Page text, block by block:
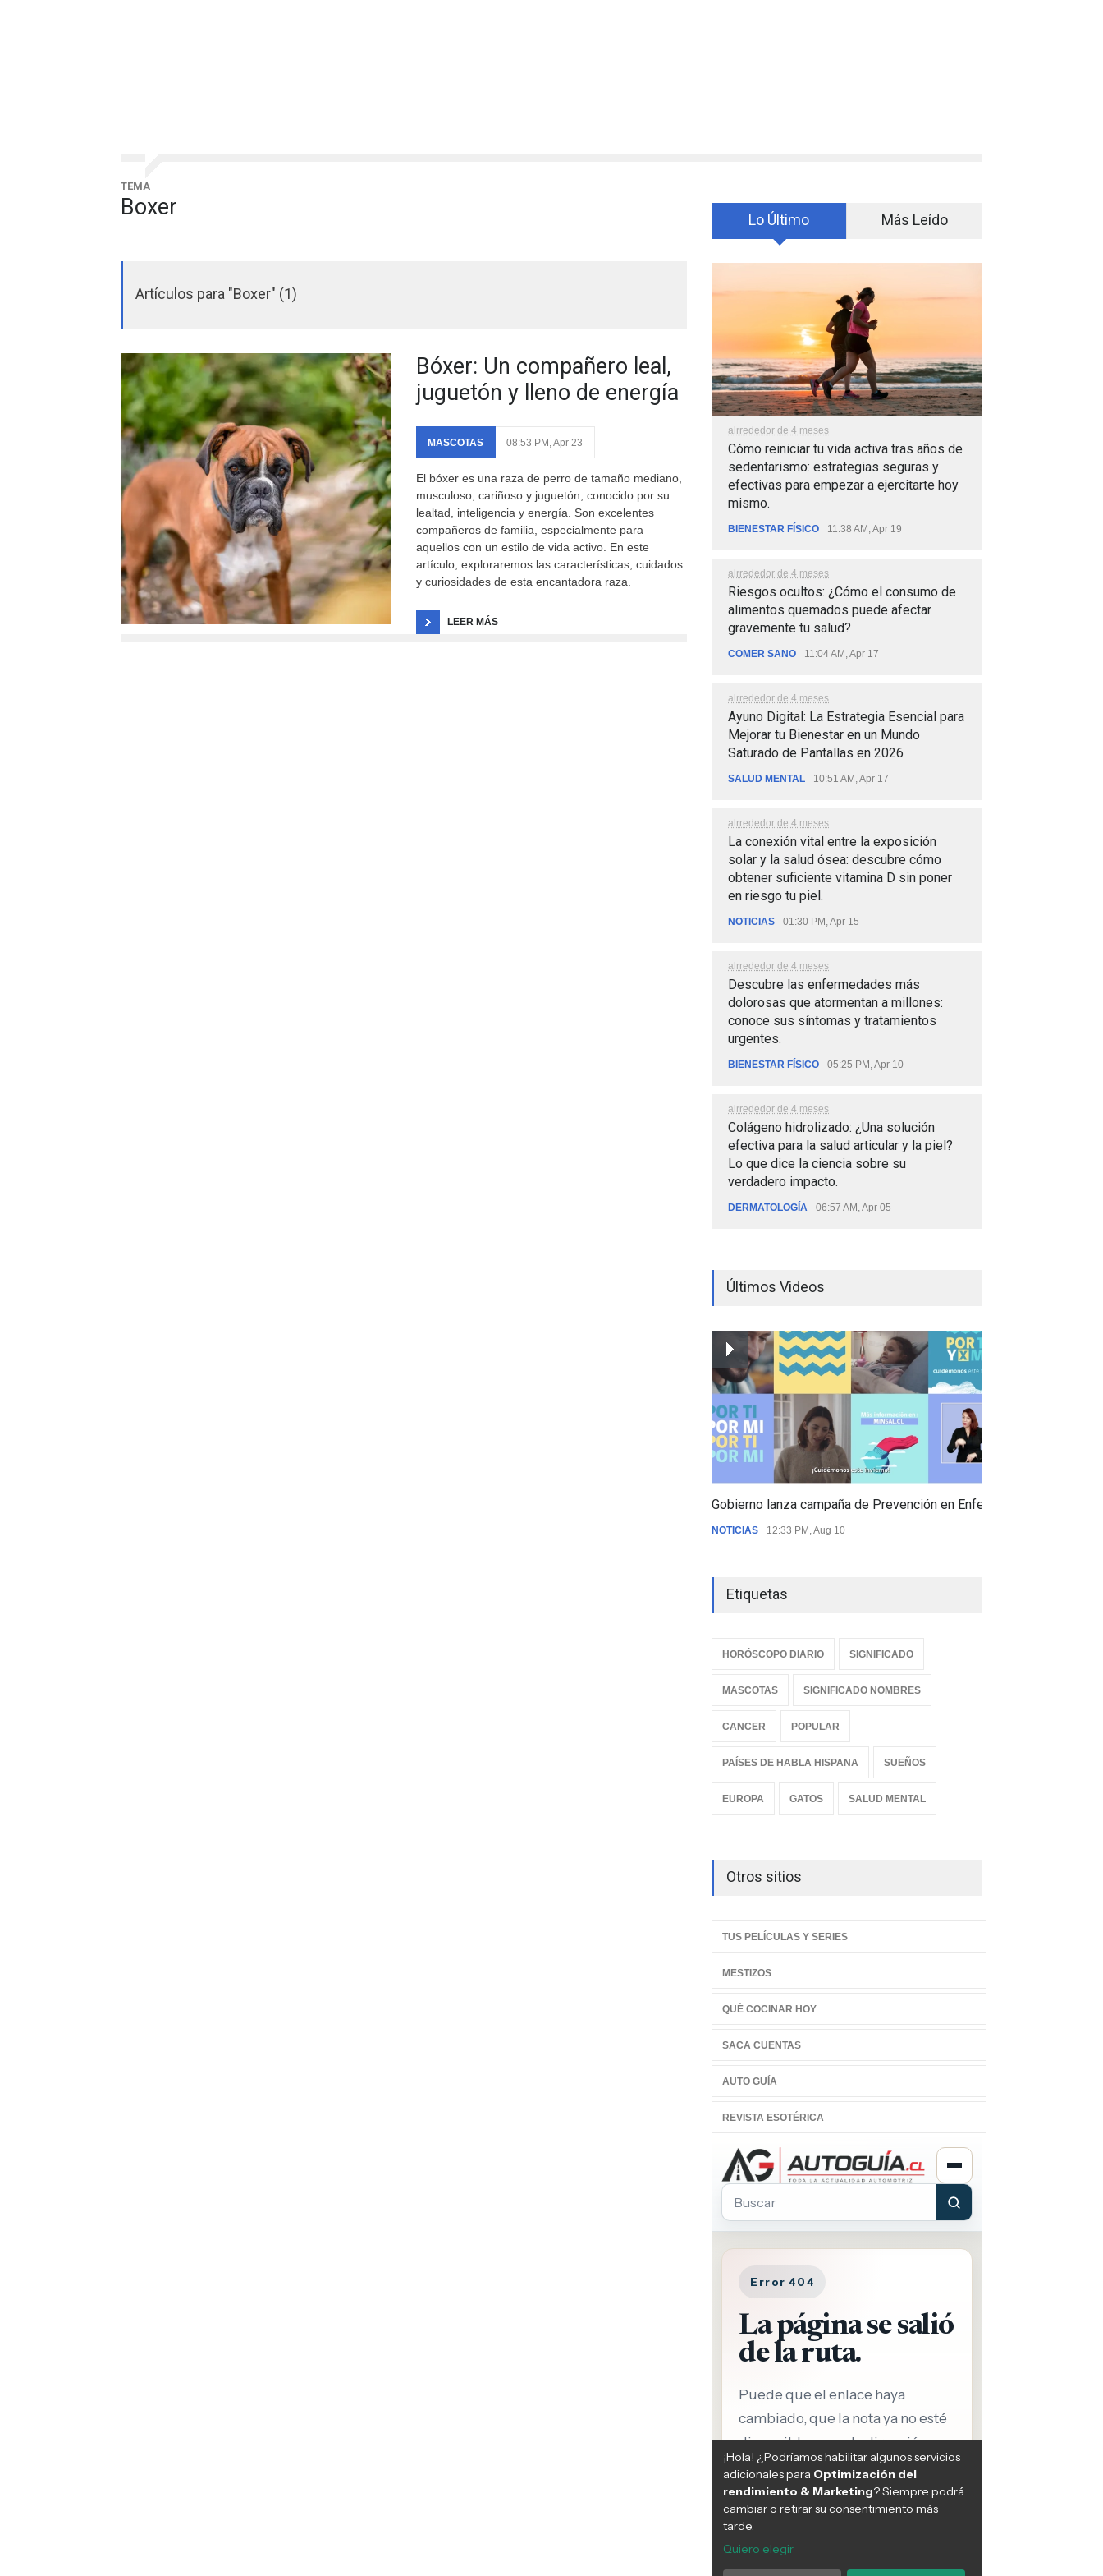
TEMA
Boxer
Artículos para "Boxer" (1)
Bóxer: Un compañero leal,
juguetón y lleno de energía
MASCOTAS 08:53 PM, Apr 23
El bóxer es una raza de perro de tamaño mediano,
musculoso, cariñoso y juguetón, conocido por su
lealtad, inteligencia y energía. Son excelentes
compañeros de familia, especialmente para
aquellos con un estilo de vida activo. En este
artículo, exploraremos las características, cuidados
y curiosidades de esta encantadora raza.
LEER MÁS
Lo Último Más Leído
alrrededor de 4 meses
Cómo reiniciar tu vida activa tras años de
sedentarismo: estrategias seguras y
efectivas para empezar a ejercitarte hoy
mismo.
BIENESTAR FÍSICO 11:38 AM, Apr 19
alrrededor de 4 meses
Riesgos ocultos: ¿Cómo el consumo de
alimentos quemados puede afectar
gravemente tu salud?
COMER SANO 11:04 AM, Apr 17
alrrededor de 4 meses
Ayuno Digital: La Estrategia Esencial para
Mejorar tu Bienestar en un Mundo
Saturado de Pantallas en 2026
SALUD MENTAL 10:51 AM, Apr 17
alrrededor de 4 meses
La conexión vital entre la exposición
solar y la salud ósea: descubre cómo
obtener suficiente vitamina D sin poner
en riesgo tu piel.
NOTICIAS 01:30 PM, Apr 15
alrrededor de 4 meses
Descubre las enfermedades más
dolorosas que atormentan a millones:
conoce sus síntomas y tratamientos
urgentes.
BIENESTAR FÍSICO 05:25 PM, Apr 10
alrrededor de 4 meses
Colágeno hidrolizado: ¿Una solución
efectiva para la salud articular y la piel?
Lo que dice la ciencia sobre su
verdadero impacto.
DERMATOLOGÍA 06:57 AM, Apr 05
Últimos Videos
Gobierno lanza campaña de Prevención en Enfermedades
NOTICIAS 12:33 PM, Aug 10
Etiquetas
HORÓSCOPO DIARIO SIGNIFICADO
MASCOTAS SIGNIFICADO NOMBRES
CANCER POPULAR
PAÍSES DE HABLA HISPANA SUEÑOS
EUROPA GATOS SALUD MENTAL
Otros sitios
TUS PELÍCULAS Y SERIES
MESTIZOS
QUÉ COCINAR HOY
SACA CUENTAS
AUTO GUÍA
REVISTA ESOTÉRICA